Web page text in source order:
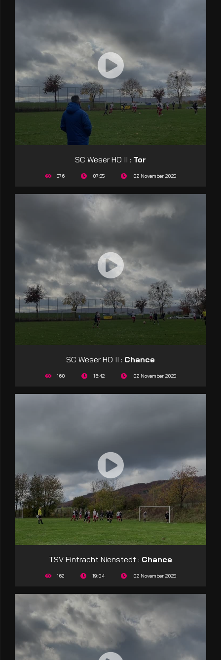
SC Weser HO II : Tor
576 07:35 02 November 2025
SC Weser HO II : Chance
160 16:42 02 November 2025
TSV Eintracht Nienstedt : Chance
162 19:04 02 November 2025